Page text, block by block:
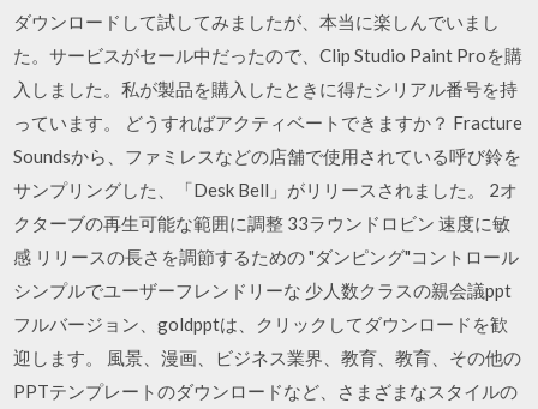
ダウンロードして試してみましたが、本当に楽しんでいまし
た。サービスがセール中だったので、Clip Studio Paint Proを購
入しました。私が製品を購入したときに得たシリアル番号を持
っています。 どうすればアクティベートできますか？ Fracture
Soundsから、ファミレスなどの店舗で使用されている呼び鈴を
サンプリングした、「Desk Bell」がリリースされました。 2オ
クターブの再生可能な範囲に調整 33ラウンドロビン 速度に敏
感 リリースの長さを調節するための "ダンピング"コントロール
シンプルでユーザーフレンドリーな 少人数クラスの親会議ppt
フルバージョン、goldpptは、クリックしてダウンロードを歓
迎します。 風景、漫画、ビジネス業界、教育、教育、その他の
PPTテンプレートのダウンロードなど、さまざまなスタイルの